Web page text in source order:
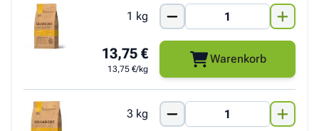
1 kg
13,75 €
13,75 €/kg
Warenkorb
3 kg